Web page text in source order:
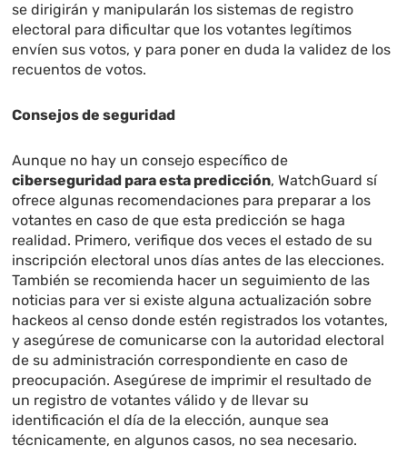
se dirigirán y manipularán los sistemas de registro
electoral para dificultar que los votantes legítimos
envíen sus votos, y para poner en duda la validez de los
recuentos de votos.
Consejos de seguridad
Aunque no hay un consejo específico de
ciberseguridad para esta predicción, WatchGuard sí
ofrece algunas recomendaciones para preparar a los
votantes en caso de que esta predicción se haga
realidad. Primero, verifique dos veces el estado de su
inscripción electoral unos días antes de las elecciones.
También se recomienda hacer un seguimiento de las
noticias para ver si existe alguna actualización sobre
hackeos al censo donde estén registrados los votantes,
y asegúrese de comunicarse con la autoridad electoral
de su administración correspondiente en caso de
preocupación. Asegúrese de imprimir el resultado de
un registro de votantes válido y de llevar su
identificación el día de la elección, aunque sea
técnicamente, en algunos casos, no sea necesario.